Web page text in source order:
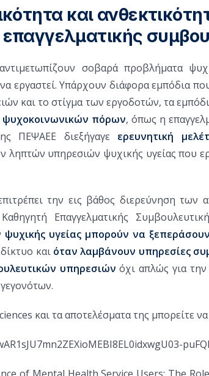
και
σοβαρά προβλήματα
εργαστεί. Υπάρχουν διάφορα εμπόδια
και το στίγμα των εργοδοτών, τα
ψυχοκοινωνικών πόρων, όπως η
ΠΕΨΑΕΕ διεξήγαγε ερευνητική
ληπτών υπηρεσιών ψυχικής υγείας που
την εις βάθος διερεύνηση
Επαγγελματικής
υγείας μπορούν να
και όταν λαμβάνουν υπηρεσίες
υπηρεσιών όχι απλώς για
και τα αποτελέσματα της μπορείτε